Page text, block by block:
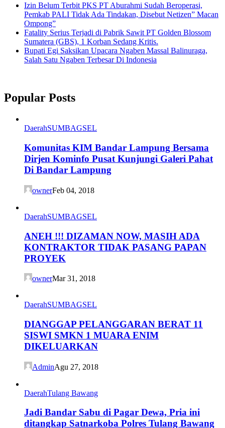
Izin Belum Terbit PKS PT Aburahmi Sudah Beroperasi,
Pemkab PALI Tidak Ada Tindakan, Disebut Netizen” Macan
Ompong”
Fatality Serius Terjadi di Pabrik Sawit PT Golden Blossom
Sumatera (GBS), 1 Korban Sedang Kritis.
Bupati Egi Saksikan Upacara Ngaben Massal Balinuraga,
Salah Satu Ngaben Terbesar Di Indonesia
Popular Posts
DaerahSUMBAGSEL
Komunitas KIM Bandar Lampung Bersama
Dirjen Kominfo Pusat Kunjungi Galeri Pahat
Di Bandar Lampung
ownerFeb 04, 2018
DaerahSUMBAGSEL
ANEH !!! DIZAMAN NOW, MASIH ADA
KONTRAKTOR TIDAK PASANG PAPAN
PROYEK
ownerMar 31, 2018
DaerahSUMBAGSEL
DIANGGAP PELANGGARAN BERAT 11
SISWI SMKN 1 MUARA ENIM
DIKELUARKAN
AdminAgu 27, 2018
DaerahTulang Bawang
Jadi Bandar Sabu di Pagar Dewa, Pria ini
ditangkap Satnarkoba Polres Tulang Bawang